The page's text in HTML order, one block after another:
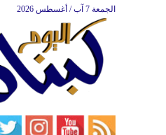
الجمعة 7 آب / أغسطس 2026